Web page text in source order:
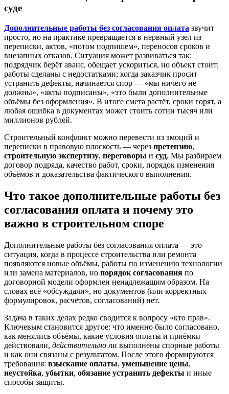
суде
Дополнительные работы без согласования оплата звучит
просто, но на практике превращается в нервный узел из
переписки, актов, «потом подпишем», переносов сроков и
внезапных отказов. Ситуация может развиваться так:
подрядчик берёт аванс, обещает ускориться, но объект стоит;
работы сделаны с недостатками; когда заказчик просит
устранить дефекты, начинается спор — «мы ничего не
должны», «акты подписаны», «это были дополнительные
объёмы без оформления». В итоге смета растёт, сроки горят, а
любая ошибка в документах может стоить сотни тысяч или
миллионов рублей.
Строительный конфликт можно перевести из эмоций и
переписки в правовую плоскость — через претензию,
строительную экспертизу, переговоры и суд. Мы разбираем
договор подряда, качество работ, сроки, порядок изменения
объёмов и доказательства фактического выполнения.
Что такое дополнительные работы без
согласования оплата и почему это
важно в строительном споре
Дополнительные работы без согласования оплата — это
ситуация, когда в процессе строительства или ремонта
появляются новые объёмы, работы по изменению технологии
или замена материалов, но порядок согласования по
договорной модели оформлен ненадлежащим образом. На
словах всё «обсуждали», но документов (или корректных
формулировок, расчётов, согласований) нет.
Задача в таких делах редко сводится к вопросу «кто прав».
Ключевым становится другое: что именно было согласовано,
как менялись объёмы, какие условия оплаты и приёмки
действовали, действительно ли выполнены спорные работы
и как они связаны с результатом. После этого формируются
требования: взыскание оплаты, уменьшение цены,
неустойка, убытки, обязание устранить дефекты и иные
способы защиты.